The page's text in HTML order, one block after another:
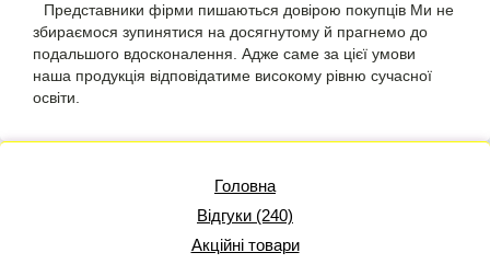
Представники фірми пишаються довірою покупців Ми не
збираємося зупинятися на досягнутому й прагнемо до
подальшого вдосконалення. Адже саме за цієї умови
наша продукція відповідатиме високому рівню сучасної
освіти.
Головна
Відгуки (240)
Акційні товари